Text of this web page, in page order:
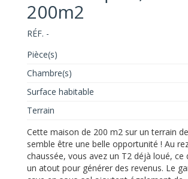
200m2
RÉF. -
Pièce(s)
Chambre(s)
Surface habitable
Terrain
Cette maison de 200 m2 sur un terrain
semble être une belle opportunité ! Au
chaussée, vous avez un T2 déjà loué, ce
un atout pour générer des revenus. Le